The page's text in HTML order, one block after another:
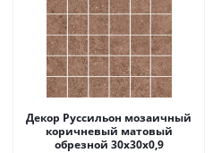
Декор Руссильон мозаичный
коричневый матовый
обрезной 30x30x0,9